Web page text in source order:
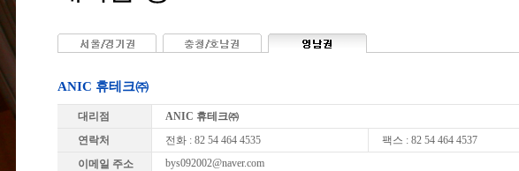
ANIC 휴테크㈜
대리점
ANIC 휴테크㈜
연락처
전화 : 82 54 464 4535
팩스 : 82 54 464 4537
이메일 주소
bys092002@naver.com